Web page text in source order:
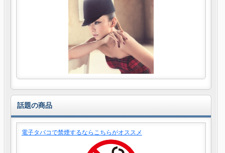
話題の商品
電子タバコで禁煙するならこちらがオススメ